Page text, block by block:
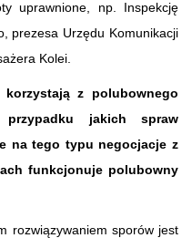
uprawnione, np. Inspekcję
prezesa Urzędu Komunikacji
Kolei.
z polubownego
jakich spraw
na tego typu negocjacje z
funkcjonuje polubowny
rozwiązywaniem sporów jest